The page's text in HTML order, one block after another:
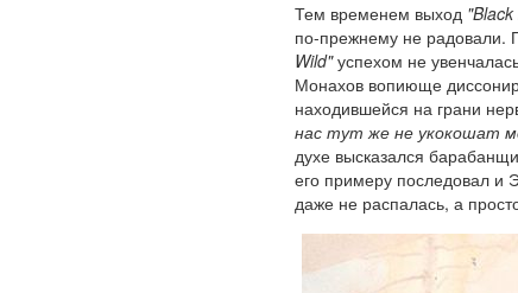
Тем временем выход
по-прежнему не радовали.
Wild"успехом не
Монахов вопиюще
находившейся на грани
нас тут же не укокошат
духе высказался
его примеру последовал и
даже не распалась, а